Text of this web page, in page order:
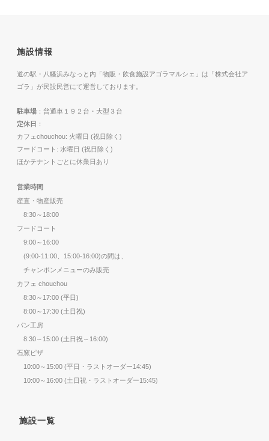
施設情報
道の駅・八幡浜みなっと内「物販・飲食施設アゴラマルシェ」は「株式会社ア
ゴラ」が民設民営にて運営しております。
駐車場 ：普通車１９２台・大型３台
定休日 ：
カフェchouchou: 火曜日 (祝日除く)
フードコート: 水曜日 (祝日除く)
ほかテナントごとに休業日あり
営業時間
産直・物産販売
8:30～18:00
フードコート
9:00～16:00
(9:00-11:00、15:00-16:00)の間は、
チャンポンメニューのみ販売
カフェ chouchou
8:30～17:00 (平日)
8:00～17:30 (土日祝)
パン工房
8:30～15:00 (土日祝～16:00)
石窯ピザ
10:00～15:00 (平日・ラストオーダー14:45)
10:00～16:00 (土日祝・ラストオーダー15:45)
施設一覧